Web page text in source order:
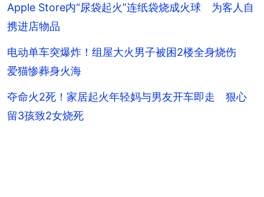
Apple Store内“尿袋起火”连纸袋烧成火球 为客人自
携进店物品
电动单车突爆炸！组屋大火男子被困2楼全身烧伤
爱猫惨葬身火海
夺命火2死！家居起火年轻妈与男友开车即走 狠心
留3孩致2女烧死